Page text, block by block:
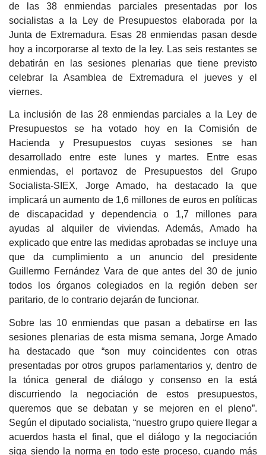
de las 38 enmiendas parciales presentadas por los
socialistas a la Ley de Presupuestos elaborada por la
Junta de Extremadura. Esas 28 enmiendas pasan desde
hoy a incorporarse al texto de la ley. Las seis restantes se
debatirán en las sesiones plenarias que tiene previsto
celebrar la Asamblea de Extremadura el jueves y el
viernes.
La inclusión de las 28 enmiendas parciales a la Ley de
Presupuestos se ha votado hoy en la Comisión de
Hacienda y Presupuestos cuyas sesiones se han
desarrollado entre este lunes y martes. Entre esas
enmiendas, el portavoz de Presupuestos del Grupo
Socialista-SIEX, Jorge Amado, ha destacado la que
implicará un aumento de 1,6 millones de euros en políticas
de discapacidad y dependencia o 1,7 millones para
ayudas al alquiler de viviendas. Además, Amado ha
explicado que entre las medidas aprobadas se incluye una
que da cumplimiento a un anuncio del presidente
Guillermo Fernández Vara de que antes del 30 de junio
todos los órganos colegiados en la región deben ser
paritario, de lo contrario dejarán de funcionar.
Sobre las 10 enmiendas que pasan a debatirse en las
sesiones plenarias de esta misma semana, Jorge Amado
ha destacado que “son muy coincidentes con otras
presentadas por otros grupos parlamentarios y, dentro de
la tónica general de diálogo y consenso en la está
discurriendo la negociación de estos presupuestos,
queremos que se debatan y se mejoren en el pleno”.
Según el diputado socialista, “nuestro grupo quiere llegar a
acuerdos hasta el final, que el diálogo y la negociación
siga siendo la norma en todo este proceso, cuando más